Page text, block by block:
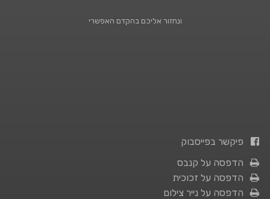
ונחזור אליכם בהקדם האפשרי
פיקשר בפייסבוק
הדפסה על קנבס
הדפסה על זכוכית
הדפסה על נייר צילום